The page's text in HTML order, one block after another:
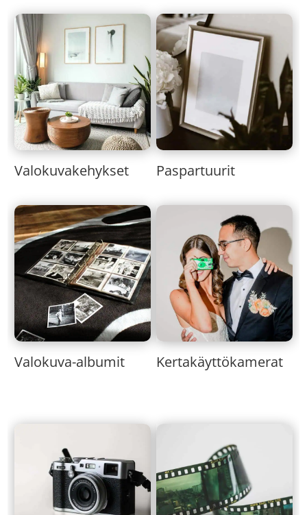
Valokuvakehykset Paspartuurit
Valokuva-albumit Kertakäyttökamerat